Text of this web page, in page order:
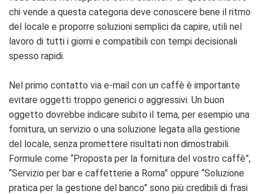
chi vende a questa categoria deve conoscere bene il ritmo
del locale e proporre soluzioni semplici da capire, utili nel
lavoro di tutti i giorni e compatibili con tempi decisionali
spesso rapidi.
Nel primo contatto via e-mail con un caffè è importante
evitare oggetti troppo generici o aggressivi. Un buon
oggetto dovrebbe indicare subito il tema, per esempio una
fornitura, un servizio o una soluzione legata alla gestione
del locale, senza promettere risultati non dimostrabili.
Formule come “Proposta per la fornitura del vostro caffè”,
“Servizio per bar e caffetterie a Roma” oppure “Soluzione
pratica per la gestione del banco” sono più credibili di frasi